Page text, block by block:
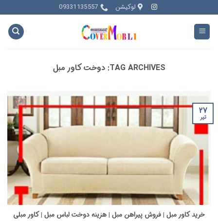
to
content
لوکیشن 09331135557
TAG ARCHIVES: دوخت کاور مبل
خرید کاور مبل | فروش پیراهن مبل | هزینه دوخت لباس مبل | کاور مبلی
۲۷
تیر